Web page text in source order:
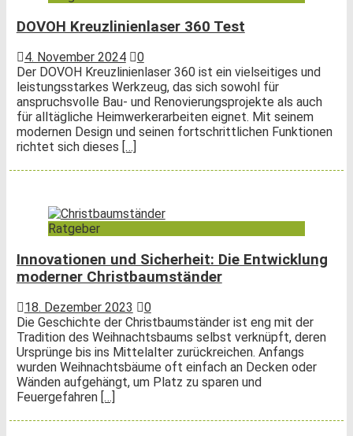
DOVOH Kreuzlinienlaser 360 Test
4. November 2024
0
Der DOVOH Kreuzlinienlaser 360 ist ein vielseitiges und
leistungsstarkes Werkzeug, das sich sowohl für
anspruchsvolle Bau- und Renovierungsprojekte als auch
für alltägliche Heimwerkerarbeiten eignet. Mit seinem
modernen Design und seinen fortschrittlichen Funktionen
richtet sich dieses […]
Ratgeber
Innovationen und Sicherheit: Die Entwicklung
moderner Christbaumständer
18. Dezember 2023
0
Die Geschichte der Christbaumständer ist eng mit der
Tradition des Weihnachtsbaums selbst verknüpft, deren
Ursprünge bis ins Mittelalter zurückreichen. Anfangs
wurden Weihnachtsbäume oft einfach an Decken oder
Wänden aufgehängt, um Platz zu sparen und
Feuergefahren […]